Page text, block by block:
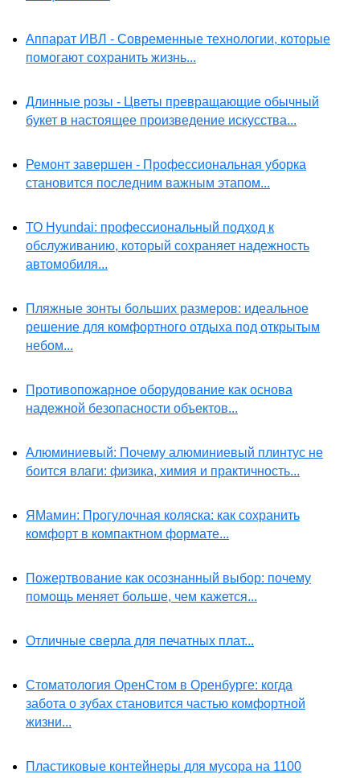
Аппарат ИВЛ - Современные технологии, которые
помогают сохранить жизнь...
Длинные розы - Цветы превращающие обычный
букет в настоящее произведение искусства...
Ремонт завершен - Профессиональная уборка
становится последним важным этапом...
ТО Hyundai: профессиональный подход к
обслуживанию, который сохраняет надежность
автомобиля...
Пляжные зонты больших размеров: идеальное
решение для комфортного отдыха под открытым
небом...
Противопожарное оборудование как основа
надежной безопасности объектов...
Алюминиевый: Почему алюминиевый плинтус не
боится влаги: физика, химия и практичность...
ЯМамин: Прогулочная коляска: как сохранить
комфорт в компактном формате...
Пожертвование как осознанный выбор: почему
помощь меняет больше, чем кажется...
Отличные сверла для печатных плат...
Стоматология ОренСтом в Оренбурге: когда
забота о зубах становится частью комфортной
жизни...
Пластиковые контейнеры для мусора на 1100